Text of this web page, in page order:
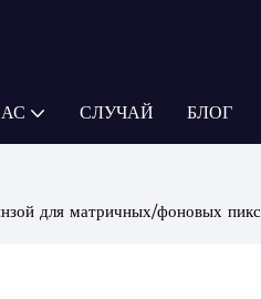
СЛУЧАЙ БЛОГ
для матричных/фоновых